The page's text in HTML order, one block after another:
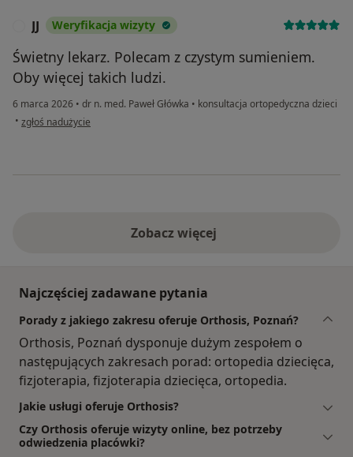
JJ Weryfikacja wizyty
Świetny lekarz. Polecam z czystym sumieniem.
Oby więcej takich ludzi.
6 marca 2026 • dr n. med. Paweł Główka • konsultacja ortopedyczna dzieci
• w opinii użytkownika JJ
zgłoś nadużycie
Zobacz więcej
Najczęściej zadawane pytania
Porady z jakiego zakresu oferuje Orthosis, Poznań?
Orthosis, Poznań dysponuje dużym zespołem o
następujących zakresach porad: ortopedia dziecięca,
fizjoterapia, fizjoterapia dziecięca, ortopedia.
Jakie usługi oferuje Orthosis?
Czy Orthosis oferuje wizyty online, bez potrzeby
odwiedzenia placówki?